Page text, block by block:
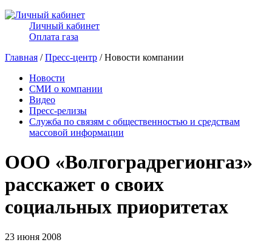
Личный кабинет
Оплата газа
Главная /Пресс-центр / Новости компании
Новости
СМИ о компании
Видео
Пресс-релизы
Служба по связям с общественностью и средствам
массовой информации
ООО «Волгоградрегионгаз»
расскажет о своих
социальных приоритетах
23 июня 2008